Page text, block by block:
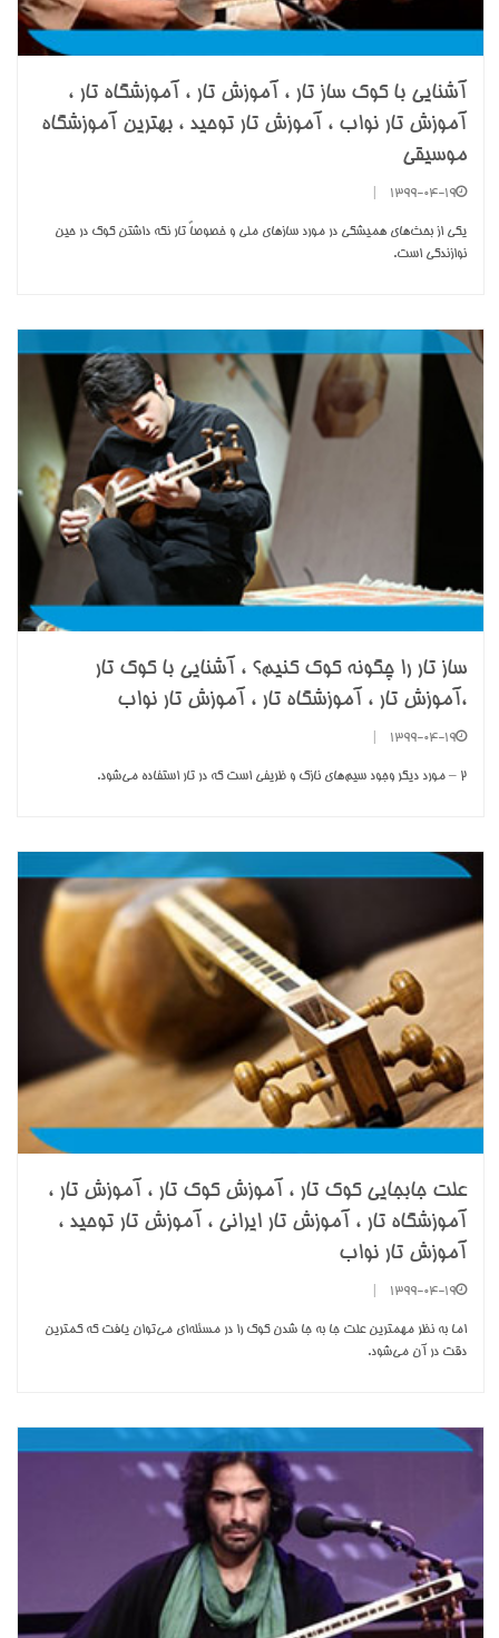
آشنایی با کوک ساز تار ، آموزش تار ، آموزشگاه تار ،
آموزش تار نواب ، آموزش تار توحید ، بهترین آموزشگاه
موسیقی
1399-04-19
يکي از بحث‌هاي هميشگي در مورد ساز‌هاي ملي و خصوصاً تار نگه داشتن کوک در حين
نوازندگي است.
ساز تار را چگونه کوک کنیم؟ ، آشنایی با کوک تار
،آموزش تار ، آموزشگاه تار ، آموزش تار نواب
1399-04-19
2 – مورد ديگر وجود سيم‌هاي نازک و ظريفي است که در تار استفاده مي‌شود.
علت جابجایی کوک تار ، آموزش کوک تار ، آموزش تار ،
آموزشگاه تار ، آموزش تار ایرانی ، آموزش تار توحید ،
آموزش تار نواب
1399-04-19
اما به نظر مهمترين علت جا به جا شدن کوک را در مسئله‌اي مي‌توان يافت که کمترين
دقت در آن مي‌شود.